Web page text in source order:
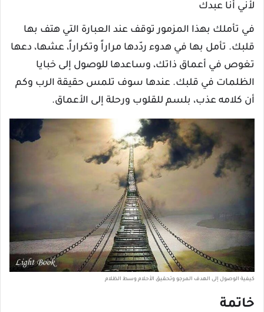
لأني أنا عبدك
في تأملك بهذا المزمور توقف عند العبارة التي هتف بها
قلبك. تأمل بها في هدوء ردّدها مراراً وتكراراً، عشها، دعها
تغوص في أعماق ذاتك، وساعدها للوصول إلى خبايا
الظلمات في قلبك. عندها سوف تلمس حقيقة الرب وكم
أن كلامه عذب، بلسم للقلوب ورحلة إلى الأعماق.
كيفية الوصول إلى الهدف المرجو وتحقيق الأحلام وسط الظلام
خاتمة